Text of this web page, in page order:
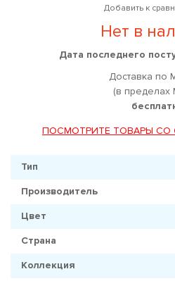
Добавить к
Нет в
Дата последнего
Доставка по
(в пределах
ПОСМОТРИТЕ ТОВАРЫ СО
Тип
Производитель
Цвет
Страна
Коллекция